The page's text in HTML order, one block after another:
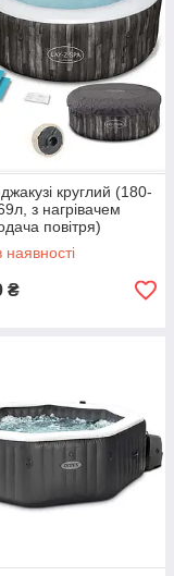
круглий (180-
з нагрівачем
повітря)
Сірий
₴